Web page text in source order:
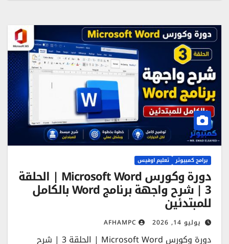
برامج كمبيوتر تعليم اوفيس
دورة وكورس Microsoft Word | الحلقة
3 | شرح واجهة برنامج Word بالكامل
للمبتدئين
يوليو 14, 2026 AFHAMPC
دورة وكورس Microsoft Word | الحلقة 3 | شرح